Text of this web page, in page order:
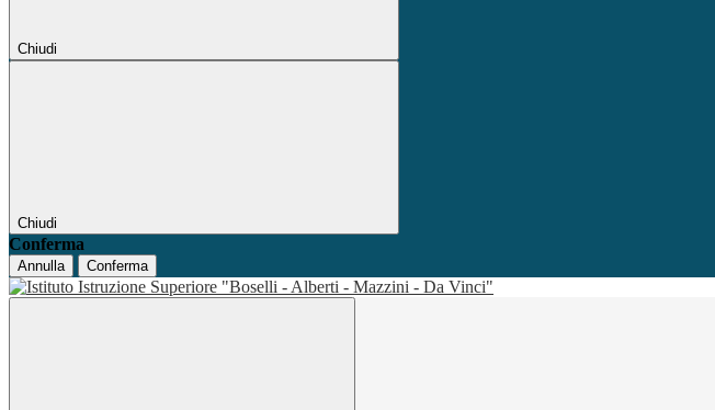
Chiudi
Chiudi
Conferma
Annulla Conferma